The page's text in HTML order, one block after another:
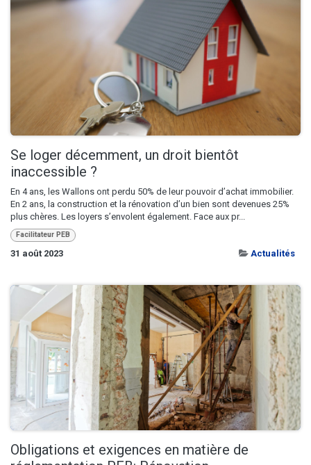
Se loger décemment, un droit bientôt
inaccessible ?
En 4 ans, les Wallons ont perdu 50% de leur pouvoir d’achat immobilier.
En 2 ans, la construction et la rénovation d’un bien sont devenues 25%
plus chères. Les loyers s’envolent également. Face aux pr...
Facilitateur PEB
31 août 2023 Actualités
Obligations et exigences en matière de